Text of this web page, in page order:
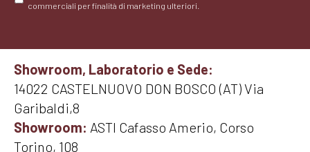
commerciali per finalità di marketing ulteriori.
Showroom, Laboratorio e Sede:
14022 CASTELNUOVO DON BOSCO (AT) Via
Garibaldi,8
Showroom: ASTI Cafasso Amerio, Corso
Torino, 108